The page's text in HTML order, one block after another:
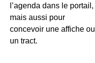
l’agenda dans le portail,
mais aussi pour
concevoir une affiche ou
un tract.